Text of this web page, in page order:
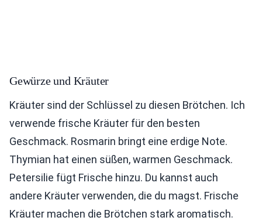
Gewürze und Kräuter
Kräuter sind der Schlüssel zu diesen Brötchen. Ich
verwende frische Kräuter für den besten
Geschmack. Rosmarin bringt eine erdige Note.
Thymian hat einen süßen, warmen Geschmack.
Petersilie fügt Frische hinzu. Du kannst auch
andere Kräuter verwenden, die du magst. Frische
Kräuter machen die Brötchen stark aromatisch.